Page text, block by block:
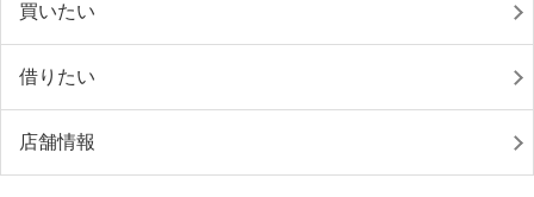
買いたい
借りたい
店舗情報